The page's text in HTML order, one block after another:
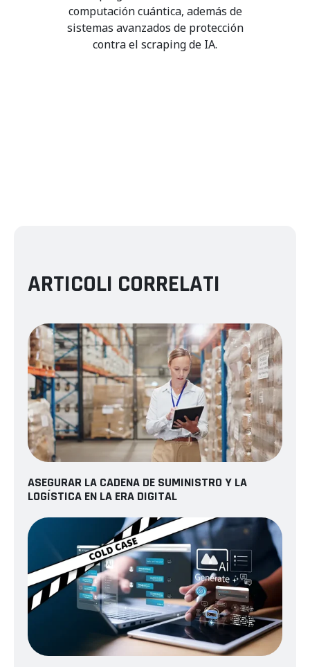
computación cuántica, además de
sistemas avanzados de protección
contra el scraping de IA.
ARTICOLI CORRELATI
ASEGURAR LA CADENA DE SUMINISTRO Y LA
LOGÍSTICA EN LA ERA DIGITAL